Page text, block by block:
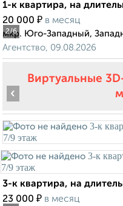
2/6
1-к квартира, на
20 000 ₽ в месяц
мкр. Юго-Западный,
Агентство, 09.08.2026
Виртуальные
‹
3-к квартира, на
23 000 ₽ в месяц